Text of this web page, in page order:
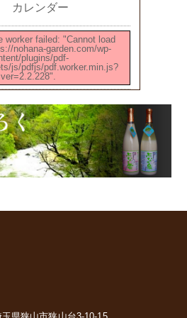
カレンダー
worker failed: "Cannot load
nohana-garden.com/wp-
plugins/pdf-
js/pdfjs/pdf.worker.min.js?
ver=2.2.228".